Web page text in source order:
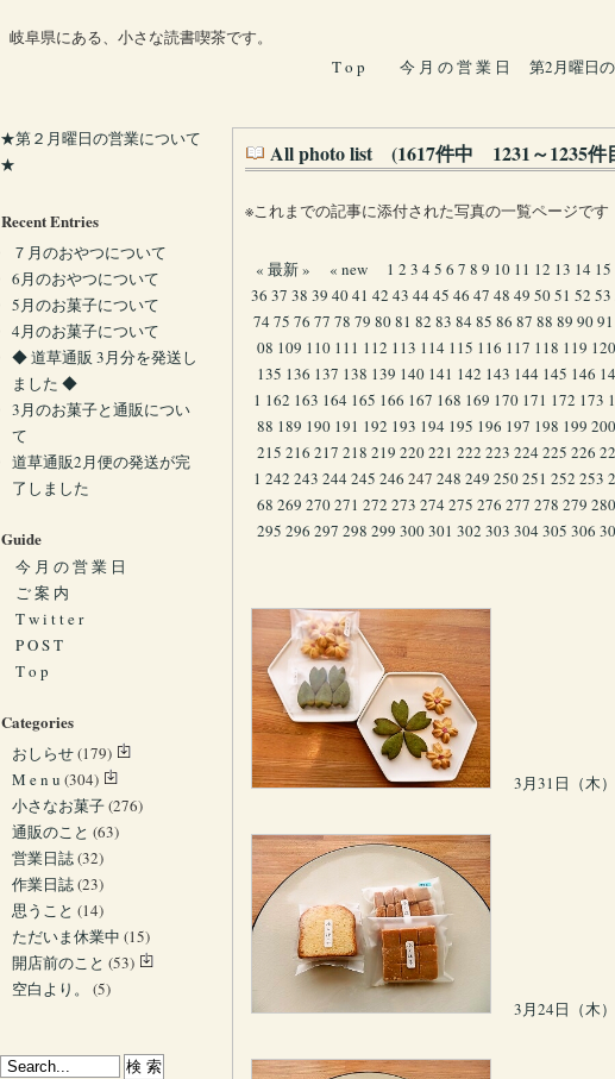
岐阜県にある、小さな読書喫茶です。
T o p
今 月 の 営 業 日 第2月曜日
All photo list (1617件中 1231～1235件
※これまでの記事に添付された写真の一覧ページです
« 最新 » « new 1 2 3 4 5 6 7 8 9 10 11 12 13 14 15
36 37 38 39 4041 42 43 44 45 46 47 48 49 5051 52 53
74 75 76 77 78 79 8081 82 83 84 85 86 87 88 89 9091
08 109 110 111 112 113 114 115 116 117 118 119 120
135 136 137 138 139 140 141 142 143 144 145 146
1 162 163 164 165 166 167 168 169 170 171 172 173
88 189 190 191 192 193 194 195 196 197 198 199 200
215 216 217 218 219 220221 222 223 224 225 226
1 242 243 244 245 246 247 248 249 250251 252 253
68 269 270271 272 273 274 275 276 277 278 279 280
295 296 297 298 299 300301 302 303 304 305 306
3月31日（木
3月24日（木
★第２月曜日の営業について
★
Recent Entries
７月のおやつについて
6月のおやつについて
5月のお菓子について
4月のお菓子について
◆ 道草通販 3月分を発送し
ました ◆
3月のお菓子と通販につい
て
道草通販2月便の発送が完
了しました
Guide
今 月 の 営 業 日
ご 案 内
T w i t t e r
P O S T
T o p
Categories
おしらせ(179)
M e n u (304)
小さなお菓子(276)
通販のこと (63)
営業日誌(32)
作業日誌(23)
思うこと (14)
ただいま休業中 (15)
開店前のこと (53)
空白より。
(5)